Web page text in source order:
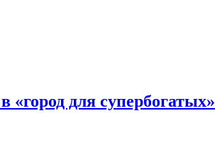
для супербогатых»